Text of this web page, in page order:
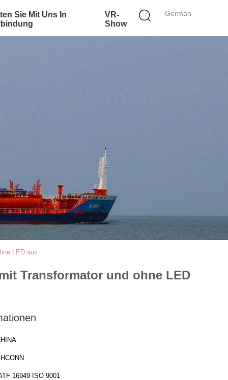
German
Sie Mit Uns In
VR-
Show
LED aus
Transformator und ohne LED
IATF 16949 ISO 9001